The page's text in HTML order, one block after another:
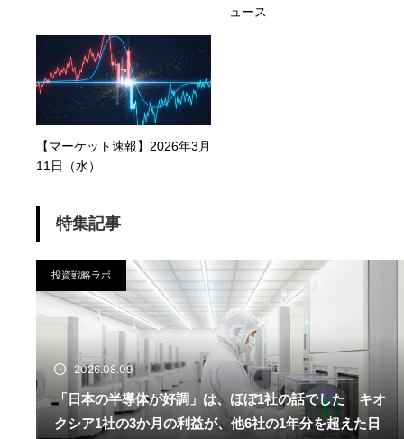
ュース
【マーケット速報】2026年3月
11日（水）
特集記事
投資戦略ラボ
2026.08.09
「日本の半導体が好調」は、ほぼ1社の話でした キオ
クシア1社の3か月の利益が、他6社の1年分を超えた日